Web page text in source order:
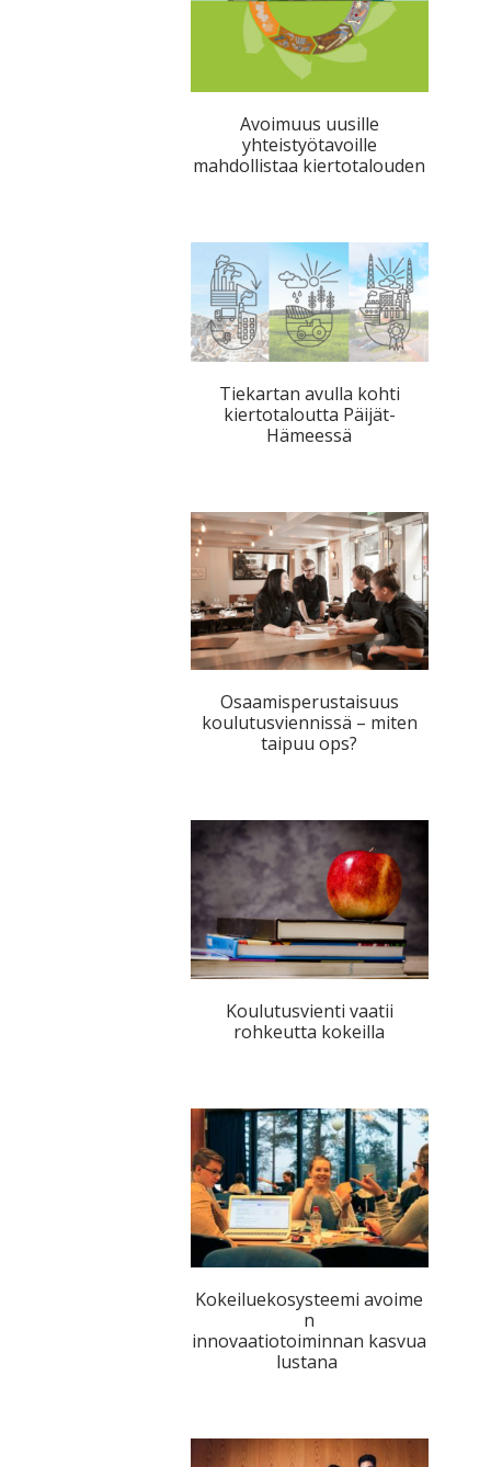
Avoimuus uusille
yhteistyötavoille
mahdollistaa kiertotalouden
Tiekartan avulla kohti
kiertotaloutta Päijät-
Hämeessä
Osaamisperustaisuus
koulutusviennissä – miten
taipuu ops?
Koulutusvienti vaatii
rohkeutta kokeilla
Kokeiluekosysteemi avoime
n
innovaatiotoiminnan kasvua
lustana